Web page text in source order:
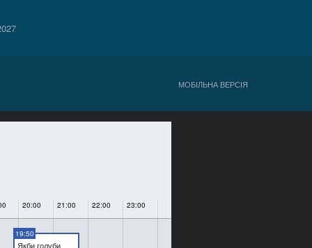
МОБІЛЬНА ВЕРСІЯ
20:00 21:00 22:00 23:00
19:50
Якби голуби